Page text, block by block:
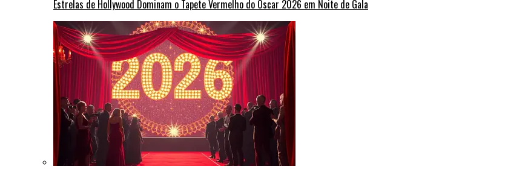
Estrelas de Hollywood Dominam o Tapete Vermelho do Oscar 2026 em Noite de Gala